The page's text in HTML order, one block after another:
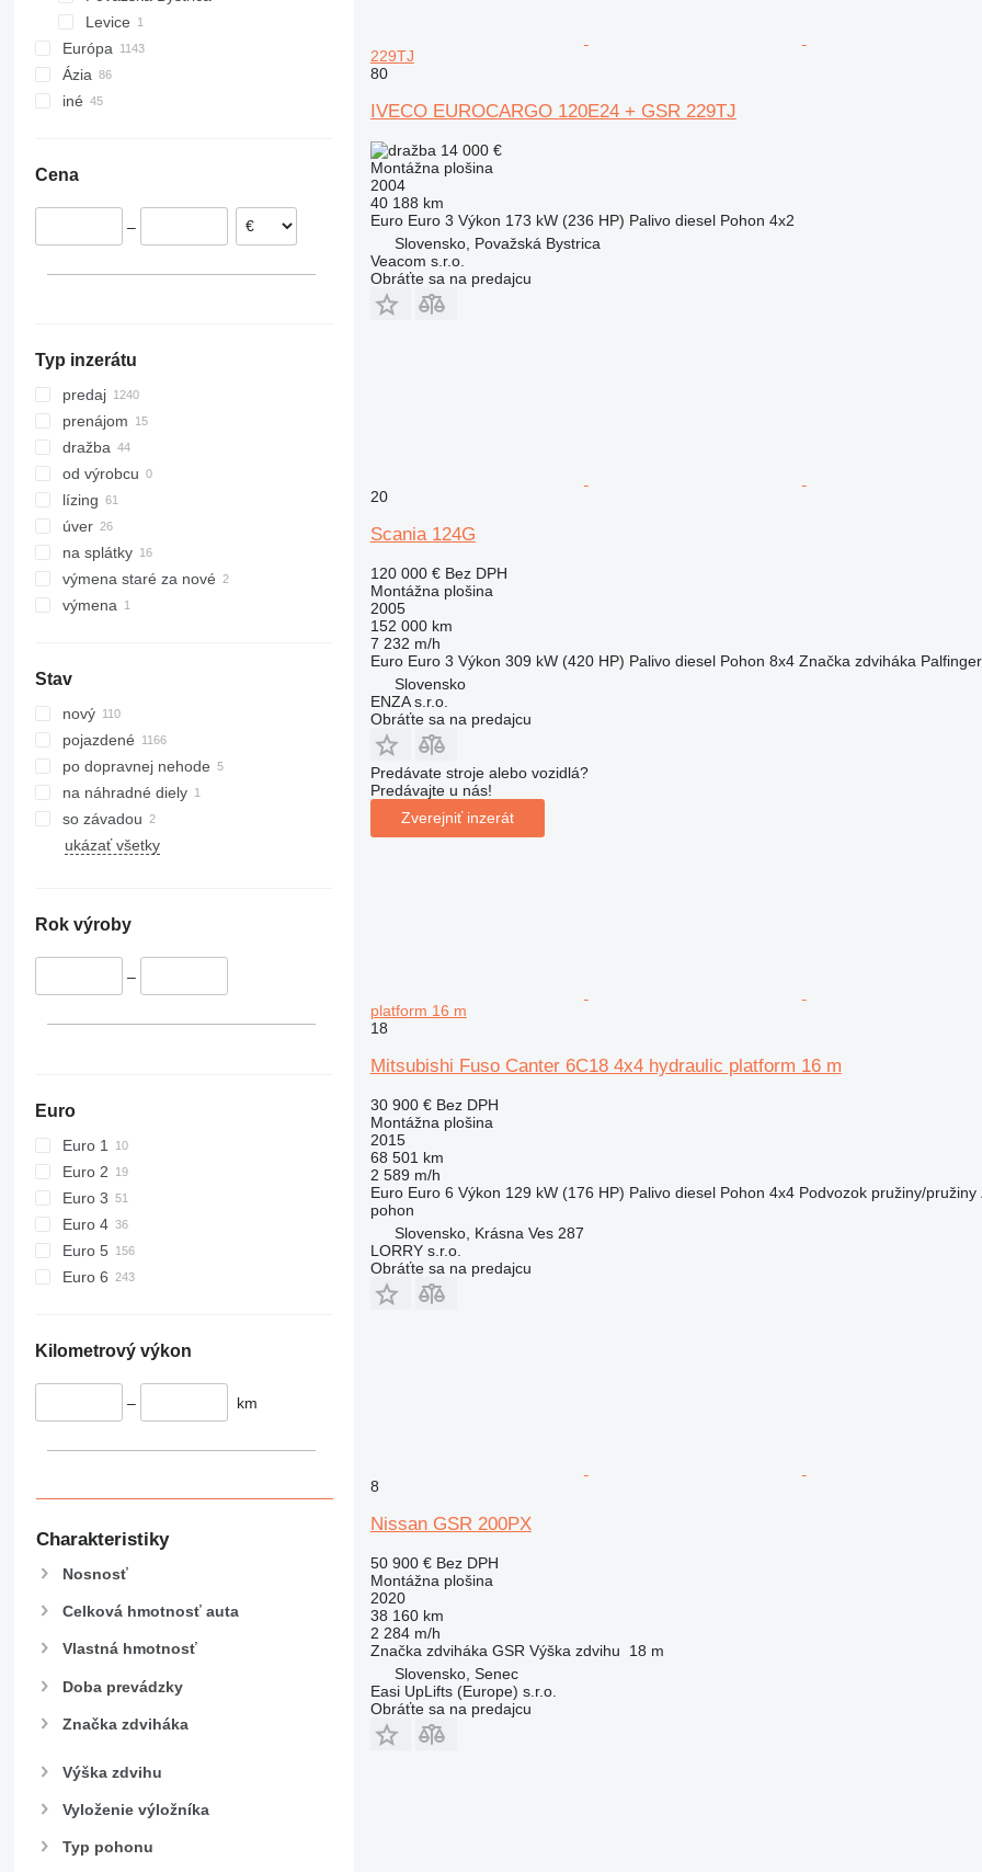
Levice
Európa
Španielsko
Rumunsko
Ázia
Turecko
Uzbekistan
iné
Cena
–
Typ inzerátu
predaj
prenájom
dražba
od výrobcu
lízing
úver
na splátky
výmena staré za nové
výmena
Stav
nový
pojazdené
po dopravnej nehode
na náhradné diely
so závadou
ukázať všetky
Rok výroby
–
Euro
Euro 1
Euro 2
Euro 3
Euro 4
Euro 5
Euro 6
Kilometrový výkon
– km
Charakteristiky
Nosnosť
Celková hmotnosť auta
Vlastná hmotnosť
Doba prevádzky
Značka zdviháka
Výška zdvihu
Vyloženie výložníka
Typ pohonu
229TJ
80
IVECO EUROCARGO 120E24 + GSR 229TJ
14 000 €
Montážna plošina
2004
40 188 km
Euro Euro 3 Výkon 173 kW (236 HP) Palivo diesel Pohon 4x2
Slovensko, Považská Bystrica
Veacom s.r.o.
Obráťte sa na predajcu
20
Scania 124G
120 000 € Bez DPH
Montážna plošina
2005
152 000 km
7 232 m/h
Euro Euro 3 Výkon 309 kW (420 HP) Palivo diesel Pohon 8x4 Značka zdviháka Palfinger
Slovensko
ENZA s.r.o.
Obráťte sa na predajcu
Predávate stroje alebo vozidlá?
Predávajte u nás!
Zverejniť inzerát
platform 16 m
18
Mitsubishi Fuso Canter 6C18 4x4 hydraulic platform 16 m
30 900 € Bez DPH
Montážna plošina
2015
68 501 km
2 589 m/h
Euro Euro 6 Výkon 129 kW (176 HP) Palivo diesel Pohon 4x4 Podvozok pružiny/pružiny
pohon
Slovensko, Krásna Ves 287
LORRY s.r.o.
Obráťte sa na predajcu
8
Nissan GSR 200PX
50 900 € Bez DPH
Montážna plošina
2020
38 160 km
2 284 m/h
Značka zdviháka GSR Výška zdvihu
18 m
Slovensko, Senec
Easi UpLifts (Europe) s.r.o.
Obráťte sa na predajcu